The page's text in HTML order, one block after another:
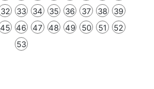
32 33 34 35 36 37 38
39
45 46 47 48 49 50 51
52
53